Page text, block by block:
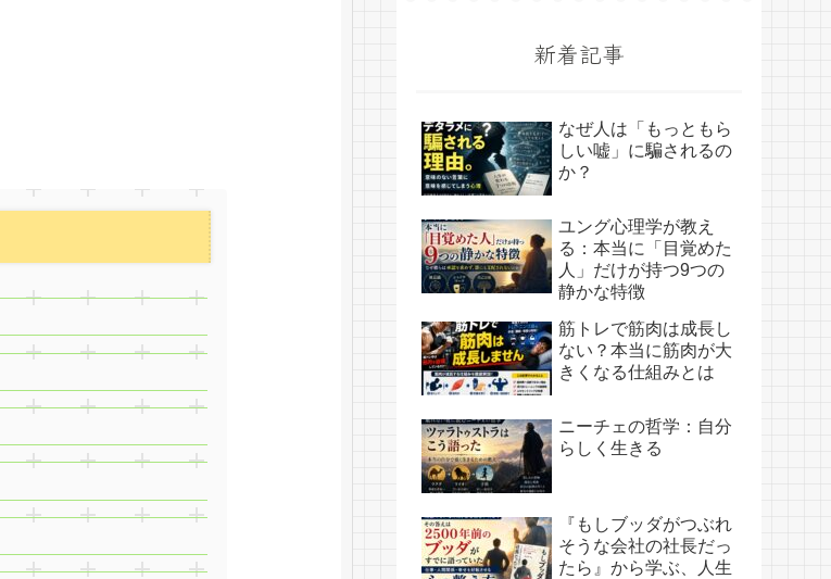
新着記事
なぜ人は「もっともら
しい嘘」に騙されるの
か？
ユング心理学が教え
る：本当に「目覚めた
人」だけが持つ9つの
静かな特徴
筋トレで筋肉は成長し
ない？本当に筋肉が大
きくなる仕組みとは
ニーチェの哲学：自分
らしく生きる
『もしブッダがつぶれ
そうな会社の社長だっ
たら』から学ぶ、人生